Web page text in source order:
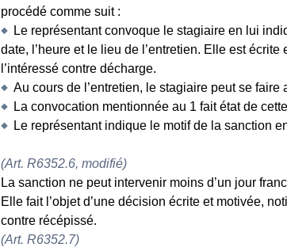
procédé comme suit :
Le représentant convoque le stagiaire en lui
date, l’heure et le lieu de l’entretien. Elle est
l’intéressé contre décharge.
Au cours de l’entretien, le stagiaire peut se
La convocation mentionnée au 1 fait état de
Le représentant indique le motif de la sanction
(Art. R6352.6, modifié)
La sanction ne peut intervenir moins d’un jour
Elle fait l’objet d’une décision écrite et motivée,
contre récépissé.
(Art. R6352.7)